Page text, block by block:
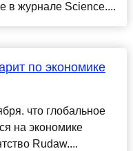
в журнале Science....
по экономике
что глобальное
на экономике
Rudaw....